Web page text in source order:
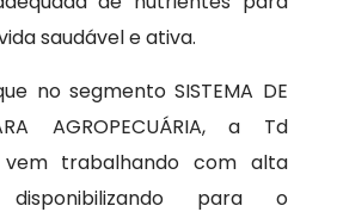
saudável e ativa.
no segmento SISTEMA DE
AGROPECUÁRIA, a Td
trabalhando com alta
disponibilizando para o